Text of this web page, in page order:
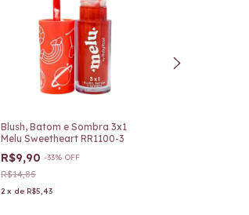
Blush, Batom e Sombra 3x1
Melu Sweetheart RR1100-3
R$9,90 -33% OFF
R$14,85
2 x de R$5,43